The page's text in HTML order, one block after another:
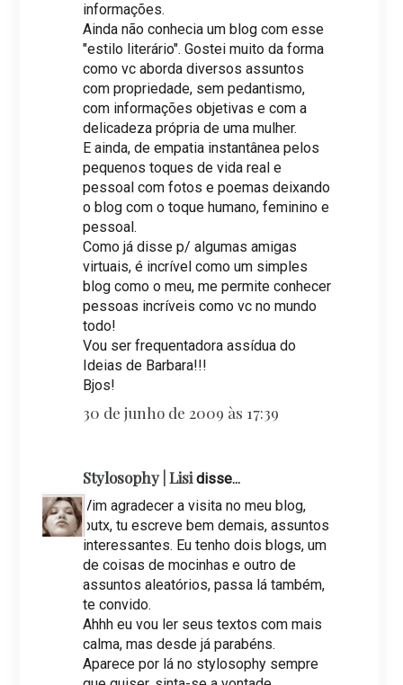
informações.
Ainda não conhecia um blog com esse
"estilo literário". Gostei muito da forma
como vc aborda diversos assuntos
com propriedade, sem pedantismo,
com informações objetivas e com a
delicadeza própria de uma mulher.
E ainda, de empatia instantânea pelos
pequenos toques de vida real e
pessoal com fotos e poemas deixando
o blog com o toque humano, feminino e
pessoal.
Como já disse p/ algumas amigas
virtuais, é incrível como um simples
blog como o meu, me permite conhecer
pessoas incríveis como vc no mundo
todo!
Vou ser frequentadora assídua do
Ideias de Barbara!!!
Bjos!
30 de junho de 2009 às 17:39
Stylosophy | Lisidisse...
Vim agradecer a visita no meu blog,
putx, tu escreve bem demais, assuntos
interessantes. Eu tenho dois blogs, um
de coisas de mocinhas e outro de
assuntos aleatórios, passa lá também,
te convido.
Ahhh eu vou ler seus textos com mais
calma, mas desde já parabéns.
Aparece por lá no stylosophy sempre